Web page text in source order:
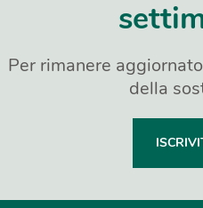
Per rimanere
della